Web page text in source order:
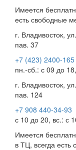
Имеется
есть свободные
г. Владивосток,
пав. 37
+7 (423) 2400-165
пн.-сб.: с 09 до
г. Владивосток,
пав. 124
+7 908 440-34-93
с 10 до 20, вс.: с
Имеется
в ТЦ, всегда есть